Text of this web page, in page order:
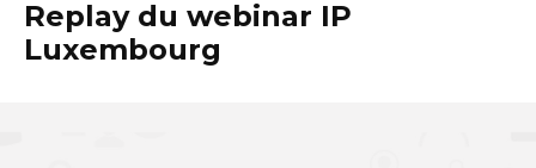
Replay du webinar IP
Luxembourg